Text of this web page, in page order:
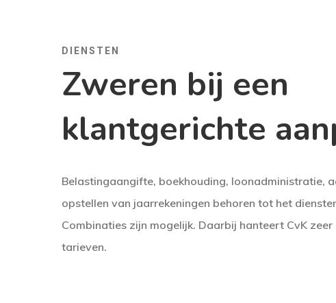
DIENSTEN
Zweren bij een
klantgerichte
Belastingaangifte, boekhouding, loonadministratie,
opstellen van jaarrekeningen behoren tot het
Combinaties zijn mogelijk. Daarbij hanteert CvK zeer
tarieven.